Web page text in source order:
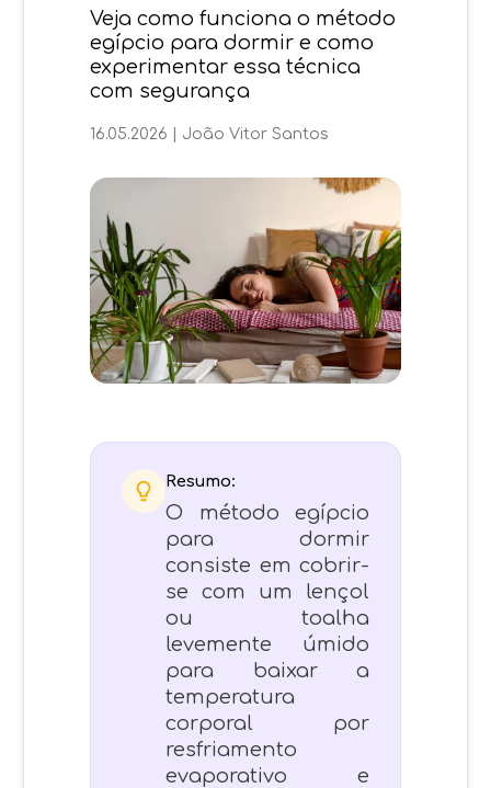
Veja como funciona o método
egípcio para dormir e como
experimentar essa técnica
com segurança
16.05.2026 João Vitor Santos
Resumo:
O método egípcio
para dormir
consiste em cobrir-
se com um lençol
ou toalha
levemente úmido
para baixar a
temperatura
corporal por
resfriamento
evaporativo e